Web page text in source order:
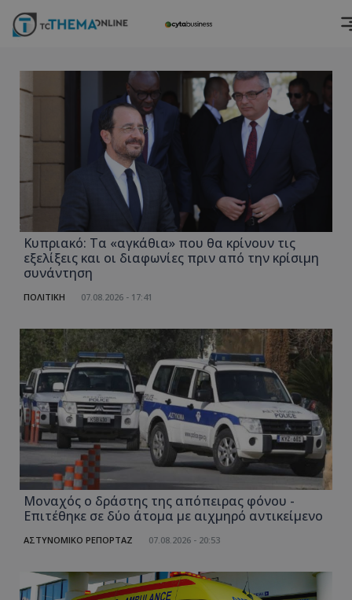
Κυπριακό: Τα «αγκάθια» που θα κρίνουν τις
εξελίξεις και οι διαφωνίες πριν από την κρίσιμη
συνάντηση
ΠΟΛΙΤΙΚΗ 07.08.2026 - 17:41
Μοναχός ο δράστης της απόπειρας φόνου -
Επιτέθηκε σε δύο άτομα με αιχμηρό αντικείμενο
ΑΣΤΥΝΟΜΙΚΟ ΡΕΠΟΡΤΑΖ 07.08.2026 - 20:53